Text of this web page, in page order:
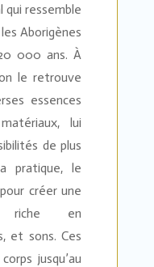
qui ressemble
Aborigènes
000 ans. À
le retrouve
essences
lui
de plus
pratique, le
créer une
riche en
et sons. Ces
jusqu’au